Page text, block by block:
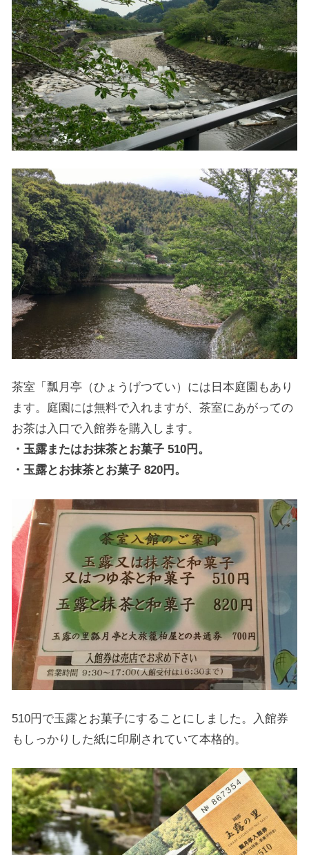
茶室「瓢月亭（ひょうげつてい）には日本庭園もあり
ます。庭園には無料で入れますが、茶室にあがっての
お茶は入口で入館券を購入します。
・玉露またはお抹茶とお菓子 510円。
・玉露とお抹茶とお菓子 820円。
510円で玉露とお菓子にすることにしました。入館券
もしっかりした紙に印刷されていて本格的。